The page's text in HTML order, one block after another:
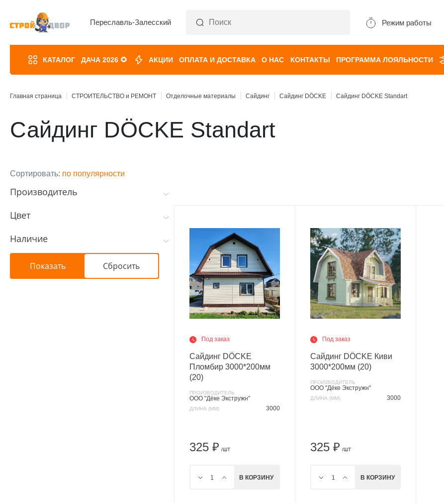
Переславль-Залесский Режим работы
КАТАЛОГ ДАЧА 2026 🌻 АКЦИИ ОПЛАТА И ДОСТАВКА О НАС КОНТАКТЫ ПРОГРАММА ЛОЯЛЬНОСТИ
Главная страница СТРОИТЕЛЬСТВО и РЕМОНТ Отделочные материалы Сайдинг Сайдинг DÖCKE Сайдинг DÖCKE Standart
Сайдинг DÖCKE Standart
Сортировать: по популярности
Производитель
Цвет
Наличие
Под заказ
Сайдинг DÖCKE
Пломбир 3000*200мм
(20)
ПРОИЗВОДИТЕЛЬ
ООО "Дёке Экстружн"
ДЛИНА (ММ) 3000
325 ₽ /ШТ
В КОРЗИНУ
Под заказ
Сайдинг DÖCKE Киви
3000*200мм (20)
ПРОИЗВОДИТЕЛЬ
ООО "Дёке Экстружн"
ДЛИНА (ММ) 3000
325 ₽ /ШТ
В КОРЗИНУ